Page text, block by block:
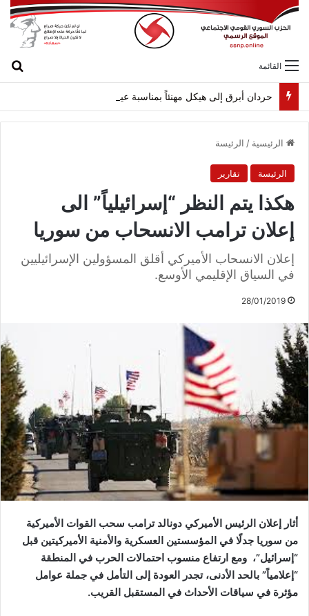
القائمة
حردان أبرق إلى هيكل مهنئاً بمناسبة عيد الجيش
الرئيسية / الرئيسة
الرئيسة تقارير
هكذا يتم النظر “إسرائيلياً” الى
إعلان ترامب الانسحاب من سوريا
إعلان الانسحاب الأميركي أقلق المسؤولين الإسرائيليين
في السياق الإقليمي الأوسع.
28/01/2019
أثار إعلان الرئيس الأميركي دونالد ترامب سحب القوات الأميركية
من سوريا جدلًا في المؤسستين العسكرية والأمنية الأميركيتين قبل
“إسرائيل”، ومع ارتفاع منسوب احتمالات الحرب في المنطقة
“إعلامياً” بالحد الأدنى، تجدر العودة إلى التأمل في جملة عوامل
مؤثرة في سياقات الأحداث في المستقبل القريب.